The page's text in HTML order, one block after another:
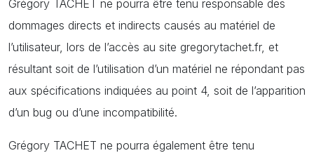
Grégory TACHET ne pourra être tenu responsable des
dommages directs et indirects causés au matériel de
l’utilisateur, lors de l’accès au site gregorytachet.fr, et
résultant soit de l’utilisation d’un matériel ne répondant pas
aux spécifications indiquées au point 4, soit de l’apparition
d’un bug ou d’une incompatibilité.
Grégory TACHET ne pourra également être tenu